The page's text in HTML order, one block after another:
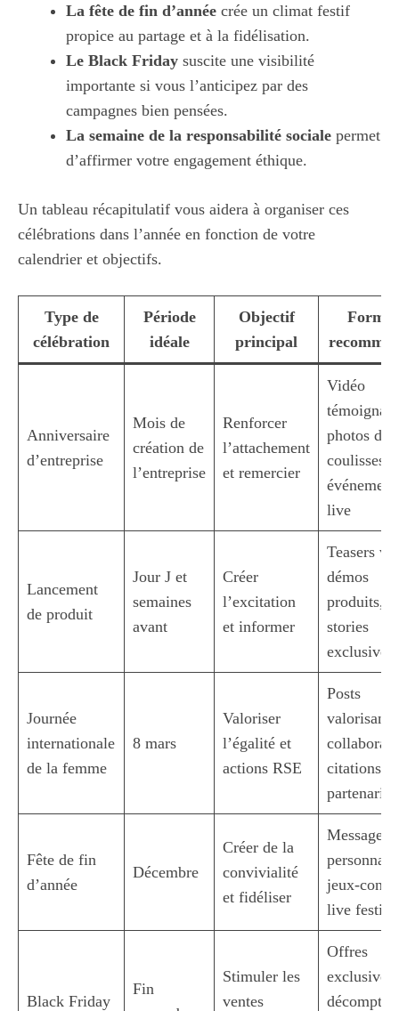
La fête de fin d’année crée un climat festif
propice au partage et à la fidélisation.
Le Black Friday suscite une visibilité
importante si vous l’anticipez par des
campagnes bien pensées.
La semaine de la responsabilité sociale permet
d’affirmer votre engagement éthique.
Un tableau récapitulatif vous aidera à organiser ces
célébrations dans l’année en fonction de votre
calendrier et objectifs.
Type de
célébration
Période
idéale
Objectif
principal
Anniversaire
d’entreprise
Mois de
création de
l’entreprise
Renforcer
l’attachement
et remercier
Vidéo
photos des
coulisses,
live
Lancement
de produit
Jour J et
semaines
avant
Créer
l’excitation
et informer
Teasers
démos
produits,
stories
exclusives
Journée
internationale
de la femme
8 mars
Valoriser
l’égalité et
actions RSE
Posts
valorisant
citations,
Fête de fin
d’année
Décembre
Créer de la
convivialité
et fidéliser
Messages
jeux-
live festif
Black Friday
Fin
Stimuler les
ventes
Offres
exclusives,
décomptes,